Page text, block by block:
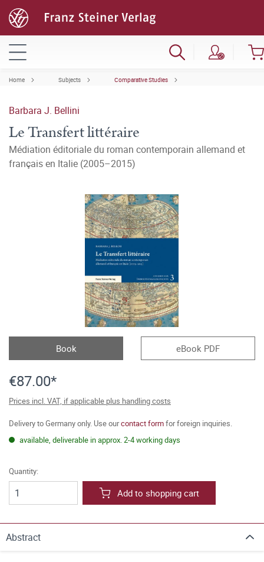
Home Subjects Comparative Studies
Barbara J. Bellini
Le Transfert littéraire
Médiation éditoriale du roman contemporain allemand et
français en Italie (2005–2015)
Book eBook PDF
€87.00*
Prices incl. VAT, if applicable plus handling costs
Delivery to Germany only. Use ourcontact formfor foreign inquiries.
available, deliverable in approx. 2-4 working days
Quantity:
Add to shopping cart
Abstract